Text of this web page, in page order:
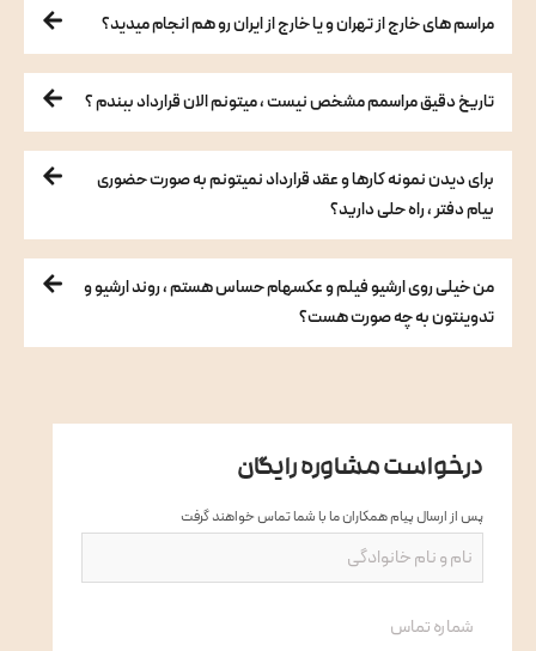
مراسم های خارج از تهران و یا خارج از ایران رو هم انجام میدید؟
تاریخ دقیق مراسمم مشخص نیست ، میتونم الان قرارداد ببندم ؟
برای دیدن نمونه کارها و عقد قرارداد نمیتونم به صورت حضوری
بیام دفتر ، راه حلی دارید؟
من خیلی روی ارشیو فیلم و عکسهام حساس هستم ، روند ارشیو و
تدوینتون به چه صورت هست؟
درخواست مشاوره رایگان
پس از ارسال پیام همکاران ما با شما تماس خواهند گرفت
نام
و
نامشماره